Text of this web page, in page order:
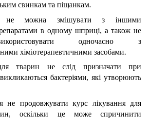
свинкам та піщанкам.
не можна змішувати з іншими
в одному шприці, а також не
одночасно з
хіміотерапевтичними засобами.
тварин не слід призначати при
бактеріями, які утворюють
не продовжувати курс лікування для
оскільки це може спричинити